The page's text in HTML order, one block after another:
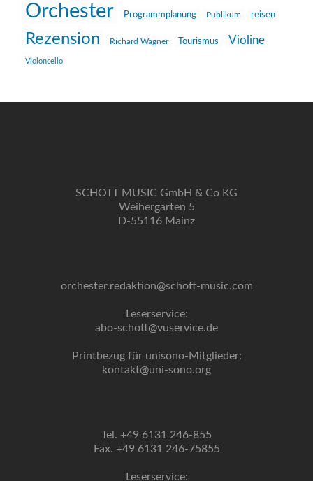
Orchester Programmplanung Publikum reisen
Rezension Richard Wagner Tourismus Violine
Violoncello
SCHOTT MUSIC GmbH & Co KG
Weihergarten 5
D-55116 Mainz
orchester.redaktion@schott-music.com
Leserservice:
abo-schott@vuservice.de
Printbezug für unisono-Mitglieder:
kontakt@uni-sono.org
Tel. +49 6131 246-855
Fax. +49 6131 246-75855
Leserservice: